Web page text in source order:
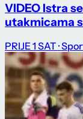
VIDEO Istra
utakmicama
PRIJE 1 SAT ·